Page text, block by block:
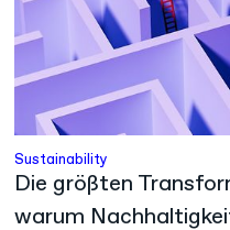
Sustainability
Die größten
warum